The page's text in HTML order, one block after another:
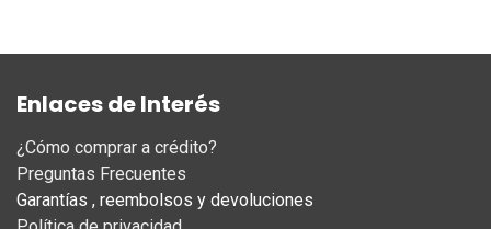
Enlaces de Interés
¿Cómo comprar a crédito?
Preguntas Frecuentes
Garantías , reembolsos y devoluciones